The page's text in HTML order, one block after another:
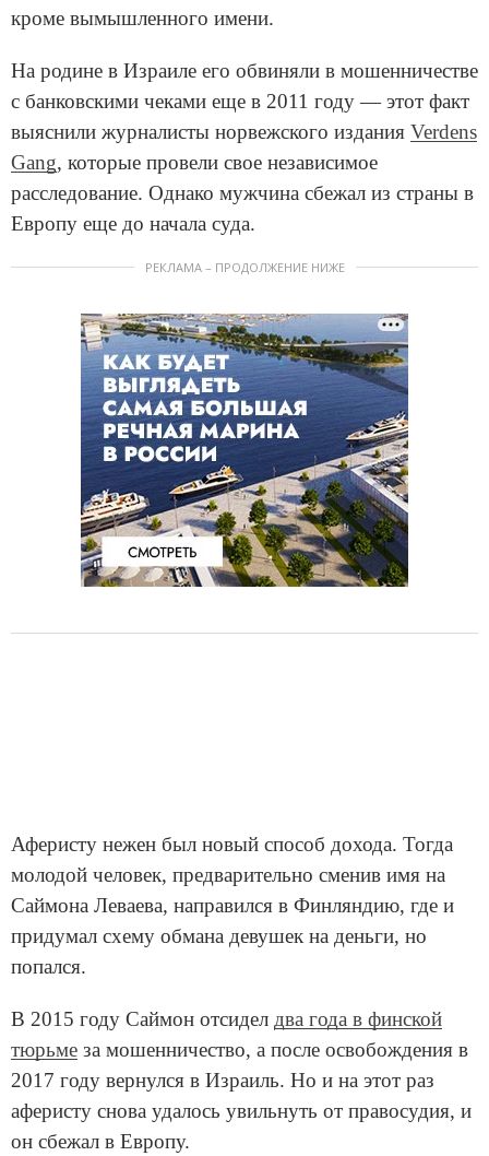
кроме вымышленного имени.
На родине в Израиле его обвиняли в мошенничестве
с банковскими чеками еще в 2011 году — этот факт
выяснили журналисты норвежского издания Verdens
Gang, которые провели свое независимое
расследование. Однако мужчина сбежал из страны в
Европу еще до начала суда.
РЕКЛАМА – ПРОДОЛЖЕНИЕ НИЖЕ
Аферисту нежен был новый способ дохода. Тогда
молодой человек, предварительно сменив имя на
Саймона Леваева, направился в Финляндию, где и
придумал схему обмана девушек на деньги, но
попался.
В 2015 году Саймон отсидел два года в финской
тюрьме за мошенничество, а после освобождения в
2017 году вернулся в Израиль. Но и на этот раз
аферисту снова удалось увильнуть от правосудия, и
он сбежал в Европу.